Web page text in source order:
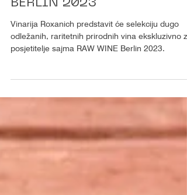
ROXANICH @ RAW WINE
BERLIN 2023
Vinarija Roxanich predstavit će selekciju dugo